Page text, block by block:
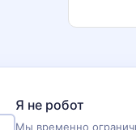
Я не робот
Мы временно